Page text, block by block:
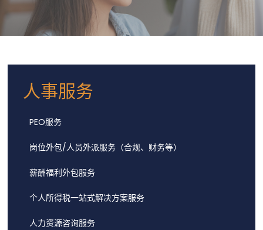
人事服务
PEO服务
岗位外包/人员外派服务（合规、财务等）
薪酬福利外包服务
个人所得税一站式解决方案服务
人力资源咨询服务